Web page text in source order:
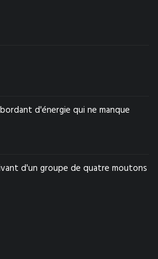
d'énergie qui ne manque
d'un groupe de quatre moutons